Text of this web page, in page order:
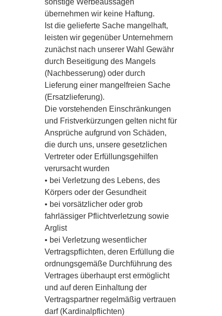
übernehmen wir keine Haftung.
Ist die gelieferte Sache mangelhaft,
leisten wir gegenüber Unternehmern
zunächst nach unserer Wahl Gewähr
durch Beseitigung des Mangels
(Nachbesserung) oder durch
Lieferung einer mangelfreien Sache
(Ersatzlieferung).
Die vorstehenden Einschränkungen
und Fristverkürzungen gelten nicht für
Ansprüche aufgrund von Schäden,
die durch uns, unsere gesetzlichen
Vertreter oder Erfüllungsgehilfen
verursacht wurden
• bei Verletzung des Lebens, des
Körpers oder der Gesundheit
• bei vorsätzlicher oder grob
fahrlässiger Pflichtverletzung sowie
Arglist
• bei Verletzung wesentlicher
Vertragspflichten, deren Erfüllung die
ordnungsgemäße Durchführung des
Vertrages überhaupt erst ermöglicht
und auf deren Einhaltung der
Vertragspartner regelmäßig vertrauen
darf (Kardinalpflichten)